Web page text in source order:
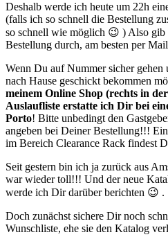
Deshalb werde ich heute um 22h
(falls ich so schnell die Bestellung
so schnell wie möglich 😉 ) Also
Bestellung durch, am besten per
Wenn Du auf Nummer sicher
nach Hause geschickt bekommen
meinem Online Shop (rechts in
Auslaufliste erstatte ich Dir bei
Porto! Bitte unbedingt den
angeben bei Deiner Bestellung!!!
im Bereich Clearance Rack findest
Seit gestern bin ich ja zurück aus
war wieder toll!!! Und der neue
werde ich Dir darüber berichten 😉 .
Doch zunächst sichere Dir noch
Wunschliste, ehe sie den Katalog